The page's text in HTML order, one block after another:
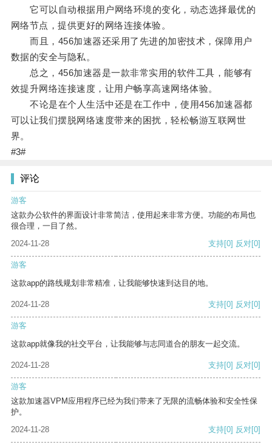
它可以自动根据用户网络环境的变化，动态选择最优的
网络节点，提供更好的网络连接体验。
而且，456加速器还采用了先进的加密技术，保障用户
数据的安全与隐私。
总之，456加速器是一款非常实用的软件工具，能够有
效提升网络连接速度，让用户畅享高速网络体验。
不论是在个人生活中还是在工作中，使用456加速器都
可以让我们摆脱网络速度带来的困扰，轻松畅游互联网世
界。
#3#
评论
游客
这款办公软件的界面设计非常简洁，使用起来非常方便。功能的布局也
很合理，一目了然。
2024-11-28
支持[0] 反对[0]
游客
这款app的路线规划非常精准，让我能够快速到达目的地。
2024-11-28 支持[0] 反对[0]
游客
这款app就像我的社交平台，让我能够与志同道合的朋友一起交流。
2024-11-28 支持[0] 反对[0]
游客
这款加速器VPM应用程序已经为我们带来了无限的流畅体验和安全性保
护。
2024-11-28
支持[0] 反对[0]